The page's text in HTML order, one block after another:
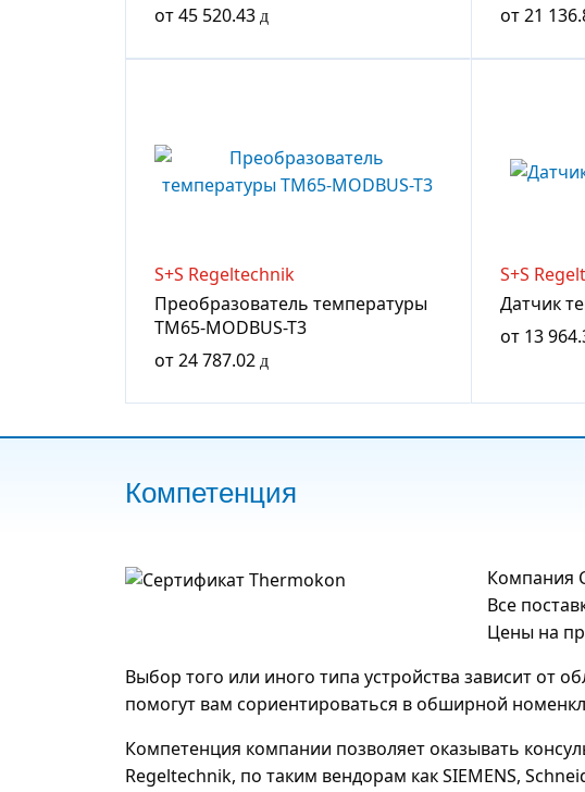
от45 520.43
от 21
S+S Regeltechnik
Преобразователь температуры
TM65-MODBUS-T3
от24 787.02
S+S
Датчик
от 13
Компетенция
Компания
Все
Цены на
Выбор того или иного типа устройства зависит от
помогут вам сориентироваться в обширной
Компетенция компании позволяет оказывать
Regeltechnik, по таким вендорам как SIEMENS,